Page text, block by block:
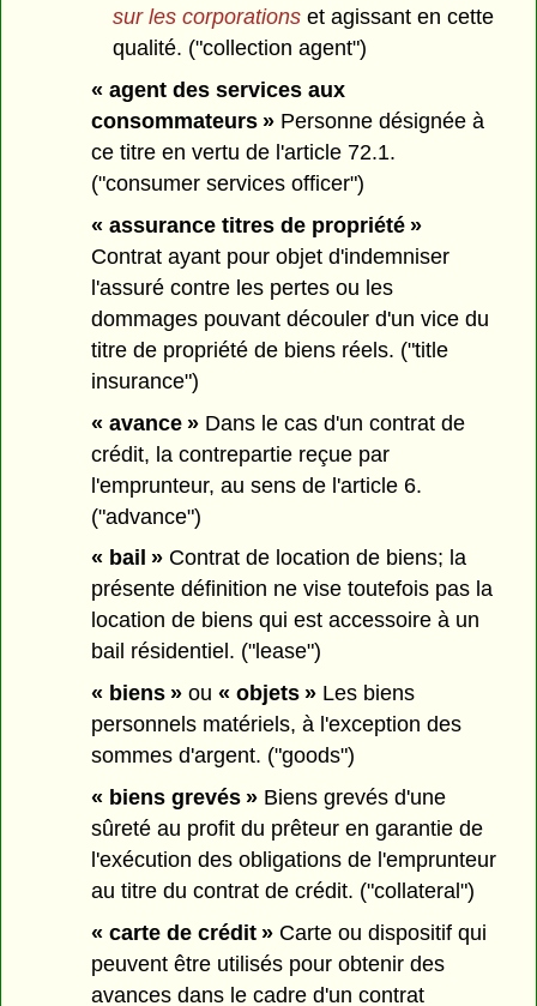
sur les corporationset agissant en cette
qualité. ("collection agent")
« agent des services aux
consommateurs » Personne désignée à
ce titre en vertu de l'article 72.1.
("consumer services officer")
« assurance titres de propriété »
Contrat ayant pour objet d'indemniser
l'assuré contre les pertes ou les
dommages pouvant découler d'un vice du
titre de propriété de biens réels. ("title
insurance")
« avance » Dans le cas d'un contrat de
crédit, la contrepartie reçue par
l'emprunteur, au sens de l'article 6.
("advance")
« bail » Contrat de location de biens; la
présente définition ne vise toutefois pas la
location de biens qui est accessoire à un
bail résidentiel. ("lease")
« biens » ou« objets » Les biens
personnels matériels, à l'exception des
sommes d'argent. ("goods")
« biens grevés » Biens grevés d'une
sûreté au profit du prêteur en garantie de
l'exécution des obligations de l'emprunteur
au titre du contrat de crédit. ("collateral")
« carte de crédit » Carte ou dispositif qui
peuvent être utilisés pour obtenir des
avances dans le cadre d'un contrat